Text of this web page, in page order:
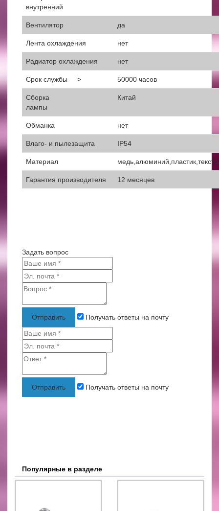
внутренний
Вентилятор да
Лента охлаждения нет
Радиатор охлаждения нет
Срок службы > 50000 часов
Сборка
лампы
Китай
Обманка нет
Влаго- и пылезащита IP54
Материал
Гарантия производителя 12 месяцев
Задать вопрос
Отправить Получать ответы на почту
Отправить Получать ответы на почту
Популярные в разделе